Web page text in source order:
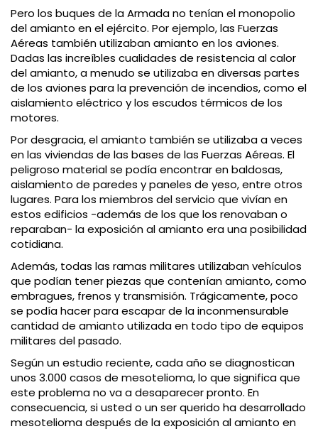
Pero los buques de la Armada no tenían el monopolio
del amianto en el ejército. Por ejemplo, las Fuerzas
Aéreas también utilizaban amianto en los aviones.
Dadas las increíbles cualidades de resistencia al calor
del amianto, a menudo se utilizaba en diversas partes
de los aviones para la prevención de incendios, como el
aislamiento eléctrico y los escudos térmicos de los
motores.
Por desgracia, el amianto también se utilizaba a veces
en las viviendas de las bases de las Fuerzas Aéreas. El
peligroso material se podía encontrar en baldosas,
aislamiento de paredes y paneles de yeso, entre otros
lugares. Para los miembros del servicio que vivían en
estos edificios -además de los que los renovaban o
reparaban- la exposición al amianto era una posibilidad
cotidiana.
Además, todas las ramas militares utilizaban vehículos
que podían tener piezas que contenían amianto, como
embragues, frenos y transmisión. Trágicamente, poco
se podía hacer para escapar de la inconmensurable
cantidad de amianto utilizada en todo tipo de equipos
militares del pasado.
Según un estudio reciente, cada año se diagnostican
unos 3.000 casos de mesotelioma, lo que significa que
este problema no va a desaparecer pronto. En
consecuencia, si usted o un ser querido ha desarrollado
mesotelioma después de la exposición al amianto en